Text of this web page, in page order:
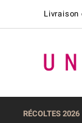
RÉCOLTES 2026